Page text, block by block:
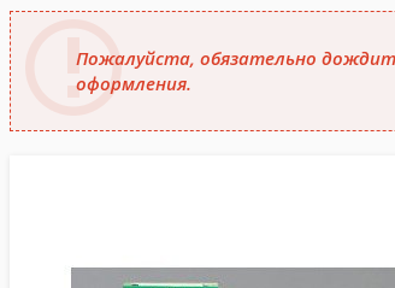
Пожалуйста, обязательно
оформления.